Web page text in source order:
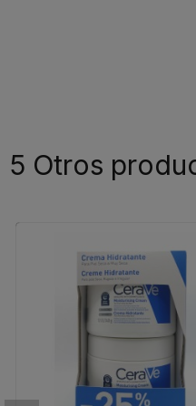
5 Otros